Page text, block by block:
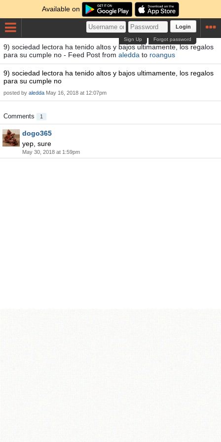
Available on
Login
Forgot password
Sign Up
9) sociedad lectora ha tenido altos y bajos ultimamente, los regalos
para su cumple no - Feed Post from aledda to roangus
9) sociedad lectora ha tenido altos y bajos ultimamente, los regalos
para su cumple no
posted by aledda May 16, 2018 at 12:07pm
Comments 1
dogo365
yep, sure
May 30, 2018 at 1:59pm